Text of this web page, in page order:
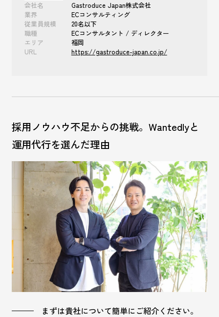
会社名
Gastroduce Japan株式会社
従業員規模
20名以下
エリア
福岡
業界
ECコンサルティング
職種
ECコンサルタント / ディレクター
URL
https://gastroduce-japan.co.jp/
採用ノウハウ不足からの挑戦。Wantedlyと
運用代行を選んだ理由
まずは貴社について簡単にご紹介ください。